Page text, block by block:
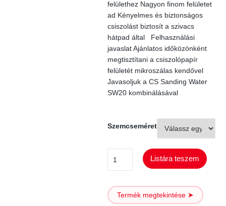
felülethez Nagyon finom felületet
ad Kényelmes és biztonságos
csiszolást biztosít a szivacs
hátpad által Felhasználási
javaslat Ajánlatos időközönként
megtisztítani a csiszolópapír
felületét mikroszálas kendővel
Javasoljuk a CS Sanding Water
SW20 kombinálásával
Szemcseméret
ProFlex
Jupiter
Soft
75
Listára teszem
Termék megtekintése ➤